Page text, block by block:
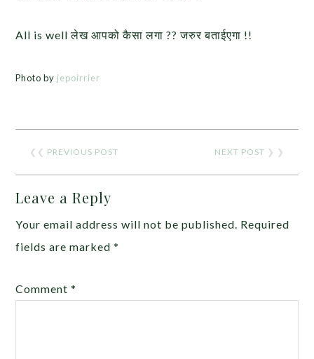
All is well लेख आपको कैसा लगा ?? जरुर बताईएगा !!
Photo by jepoirrier
❮❮ PREVIOUS POST NEXT POST ❯ ❯
Leave a Reply
Your email address will not be published. Required
fields are marked*
Comment*